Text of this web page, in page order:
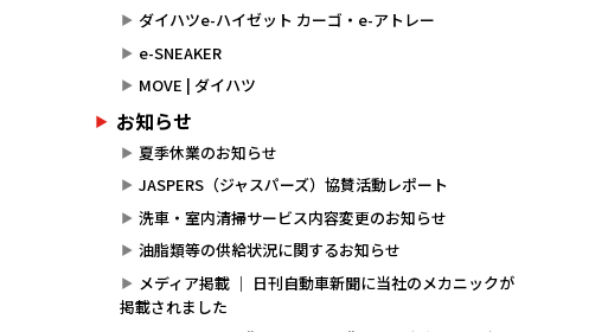
ダイハツe-ハイゼット カーゴ・e-アトレー
e-SNEAKER
MOVE | ダイハツ
お知らせ
夏季休業のお知らせ
JASPERS（ジャスパーズ）協賛活動レポート
洗車・室内清掃サービス内容変更のお知らせ
油脂類等の供給状況に関するお知らせ
メディア掲載 ｜ 日刊自動車新聞に当社のメカニックが
掲載されました